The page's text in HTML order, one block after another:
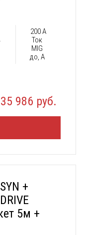
200 А
Ток
MIG
до, А
35 986 руб.
+
5м +